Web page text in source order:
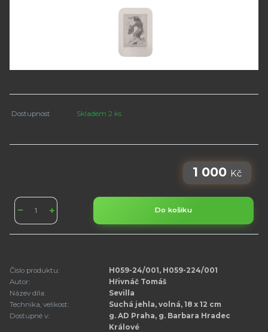
Dostupnost Skladem 2 ks
1 000 Kč
Do košíku
Číslo produktu:
H059-24/001, H059-224/001
Autor:
Hřivnáč Tomáš
Název díla:
Sevilla
Technika, velikost:
Suchá jehla, volná, 18 x 12 cm
Dostupné v:
g. AD Praha, g. Barbara Hradec
Králové